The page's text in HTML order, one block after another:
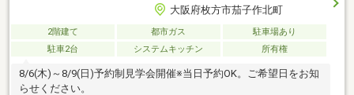
大阪府枚方市茄子作北町
2階建て 都市ガス
駐車場あり
駐車2台
システムキッチン 所有権
8/6(木)～8/9(日)予約制見学会開催※当日予約OK。ご希望日をお知
らせください。